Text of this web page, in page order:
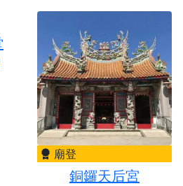
廟登
銅鑼天后宮